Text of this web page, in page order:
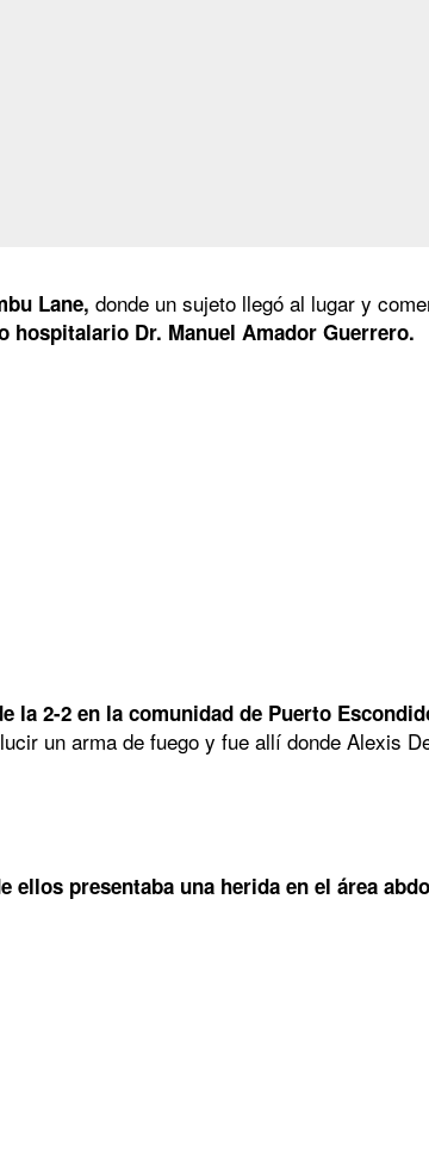
Lane, donde un sujeto llegó al lugar y
hospitalario Dr. Manuel Amador Guerrero.
la 2-2 en la comunidad de Puerto
un arma de fuego y fue allí donde Alexis
presentaba una herida en el área